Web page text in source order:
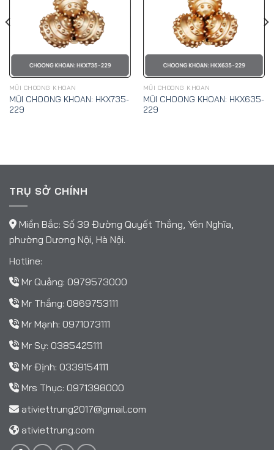
MŨI CHOONG KHOAN
MŨI CHOONG KHOAN: HKX735-
229
MŨI CHOONG KHOAN
MŨI CHOONG KHOAN: HKX635-
229
TRỤ SỞ CHÍNH
Miền Bắc: Số 39 Đường Quyết Thắng, Yên Nghĩa,
phường Dương Nội, Hà Nội.
Hotline:
Mr Quảng: 0979573000
Mr Thắng: 0869753111
Mr Mạnh: 0971073111
Mr Sự: 0385425111
Mr Định: 0339154111
Mrs Thục: 0971398000
ativiettrung2017@gmail.com
ativiettrung.com